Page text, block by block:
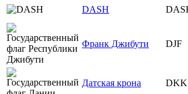
DASH
Франк Джибути DJF
Датская крона DKK